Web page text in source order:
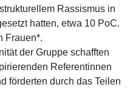
Rassismus in
hatten, etwa 10 PoC.
Frauen*.
der Gruppe schafften
Referentinnen
förderten durch das Teilen